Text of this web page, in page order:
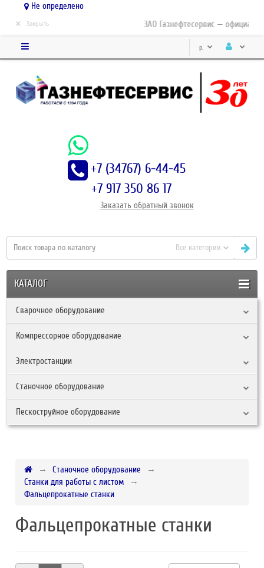
Не определено
ЗАО Газнефтесервис —
× Закрыть
р.
+7 (34767) 6-44-45
+7 917 350 86 17
Заказать обратный звонок
Все категории
КАТАЛОГ
Сварочное оборудование
Компрессорное оборудование
Электростанции
Станочное оборудование
Пескоструйное оборудование
Станочное оборудование
Станки для работы с листом
Фальцепрокатные станки
Фальцепрокатные станки